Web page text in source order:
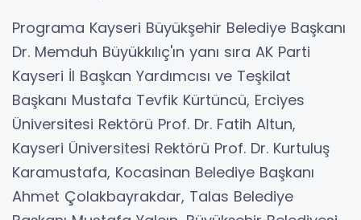
Programa Kayseri Büyükşehir Belediye Başkanı
Dr. Memduh Büyükkılıç'ın yanı sıra AK Parti
Kayseri İl Başkan Yardımcısı ve Teşkilat
Başkanı Mustafa Tevfik Kürtüncü, Erciyes
Üniversitesi Rektörü Prof. Dr. Fatih Altun,
Kayseri Üniversitesi Rektörü Prof. Dr. Kurtuluş
Karamustafa, Kocasinan Belediye Başkanı
Ahmet Çolakbayrakdar, Talas Belediye